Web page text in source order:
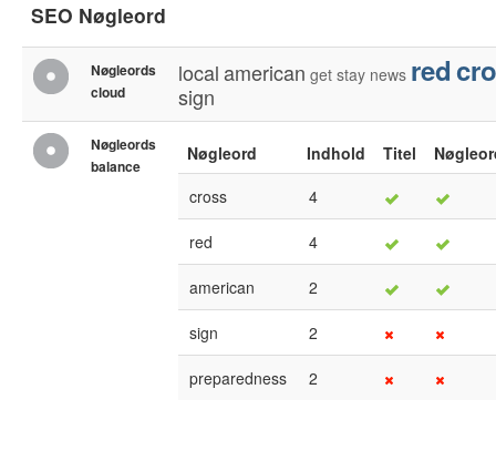
SEO Nøgleord
Nøgleords
cloud
localamerican get stay news red
sign
Nøgleords
balance
Nøgleord Indhold Titel
cross
4
red 4
american 2
sign 2
preparedness 2